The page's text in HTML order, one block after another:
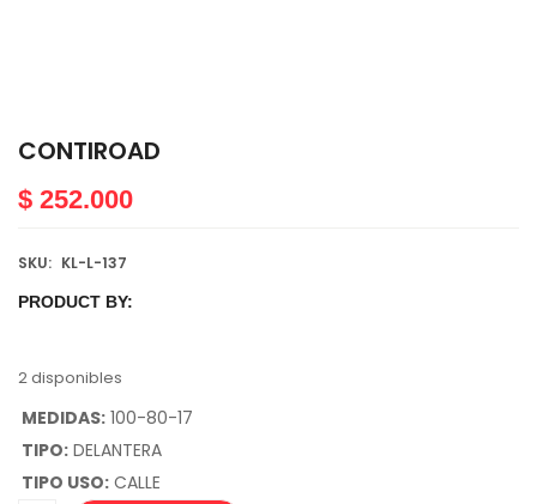
CONTIROAD
$ 252.000
SKU: KL-L-137
PRODUCT BY:
2 disponibles
MEDIDAS: 100-80-17
TIPO: DELANTERA
TIPO USO: CALLE